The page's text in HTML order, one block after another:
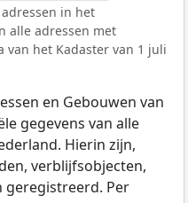
in het
alle adressen met
van het Kadaster van 1 juli
en Gebouwen van
gegevens van alle
Hierin zijn,
verblijfsobjecten,
geregistreerd. Per